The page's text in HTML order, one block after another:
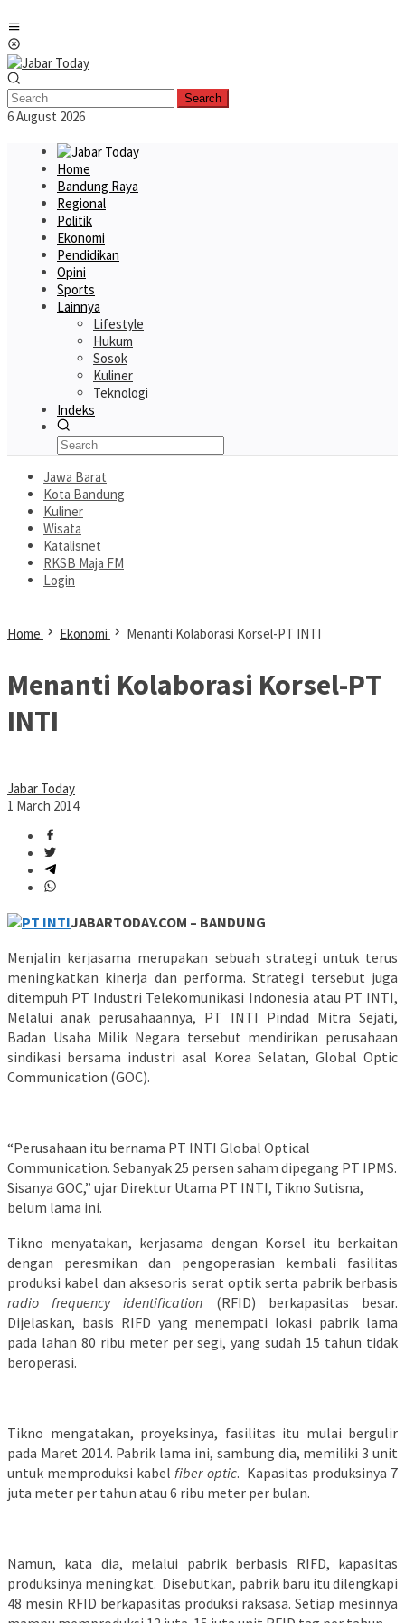
to
content
Search
6 August 2026
Home
Bandung Raya
Regional
Politik
Ekonomi
Pendidikan
Opini
Sports
Lainnya
Lifestyle
Hukum
Sosok
Kuliner
Teknologi
Indeks
Jawa Barat
Kota Bandung
Kuliner
Wisata
Katalisnet
RKSB Maja FM
Login
Home Ekonomi Menanti Kolaborasi Korsel-PT INTI
Menanti Kolaborasi Korsel-PT
INTI
Jabar Today
1 March 2014
JABARTODAY.COM – BANDUNG
Menjalin kerjasama merupakan sebuah strategi untuk terus
meningkatkan kinerja dan performa. Strategi tersebut juga
ditempuh PT Industri Telekomunikasi Indonesia atau PT INTI,
Melalui anak perusahaannya, PT INTI Pindad Mitra Sejati,
Badan Usaha Milik Negara tersebut mendirikan perusahaan
sindikasi bersama industri asal Korea Selatan, Global Optic
Communication (GOC).
“Perusahaan itu bernama PT INTI Global Optical
Communication. Sebanyak 25 persen saham dipegang PT IPMS.
Sisanya GOC,” ujar Direktur Utama PT INTI, Tikno Sutisna,
belum lama ini.
Tikno menyatakan, kerjasama dengan Korsel itu berkaitan
dengan peresmikan dan pengoperasian kembali fasilitas
produksi kabel dan aksesoris serat optik serta pabrik berbasis
radio frequency identification (RFID) berkapasitas besar.
Dijelaskan, basis RIFD yang menempati lokasi pabrik lama
pada lahan 80 ribu meter per segi, yang sudah 15 tahun tidak
beroperasi.
Tikno mengatakan, proyeksinya, fasilitas itu mulai bergulir
pada Maret 2014. Pabrik lama ini, sambung dia, memiliki 3 unit
untuk memproduksi kabelfiber optic. Kapasitas produksinya 7
juta meter per tahun atau 6 ribu meter per bulan.
Namun, kata dia, melalui pabrik berbasis RIFD, kapasitas
produksinya meningkat. Disebutkan, pabrik baru itu dilengkapi
48 mesin RFID berkapasitas produksi raksasa. Setiap mesinnya